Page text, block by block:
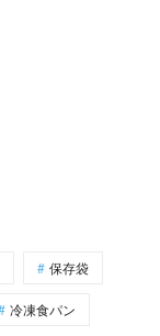
保存袋
冷凍食パン